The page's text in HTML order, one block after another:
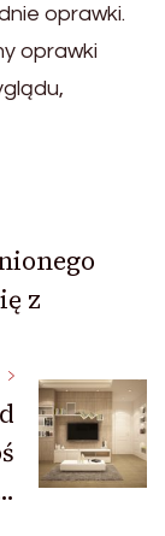
oprawki.
oprawki
z